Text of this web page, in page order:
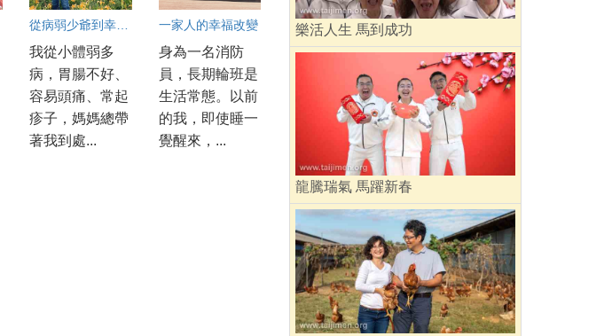
從病弱少爺到幸福人生
我從小體弱多
病，胃腸不好、
容易頭痛、常起
疹子，媽媽總帶
著我到處...
一家人的幸福改變
身為一名消防
員，長期輪班是
生活常態。以前
的我，即使睡一
覺醒來，...
樂活人生 馬到成功
龍騰瑞氣 馬躍新春